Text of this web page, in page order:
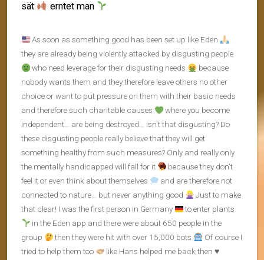
sät
erntet man
As soon as something good has been set up like Eden
they are already being violently attacked by disgusting people
who need leverage for their disgusting needs
because
nobody wants them and they therefore leave others no other
choice or want to put pressure on them with their basic needs
and therefore such charitable causes
where you become
independent… are being destroyed… isn’t that disgusting? Do
these disgusting people really believe that they will get
something healthy from such measures? Only and really only
the mentally handicapped will fall for it
because they don’t
feel it or even think about themselves
and are therefore not
connected to nature… but never anything good
Just to make
that clear! I was the first person in Germany
to enter plants
in the Eden app and there were about 650 people in the
group
then they were hit with over 15,000 bots
Of course I
tried to help them too
like Hans helped me back then♥️